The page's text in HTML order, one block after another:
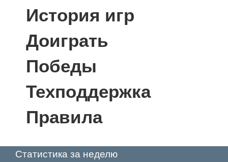
История игр
Доиграть
Победы
Техподдержка
Правила
Статистика за неделю